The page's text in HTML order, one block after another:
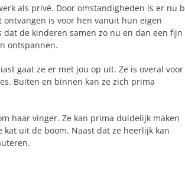
als privé. Door omstandigheden is er nu
is voor hen vanuit hun eigen
de kinderen samen zo nu en dan een fijn
ontspannen.
gaat ze er met jou op uit. Ze is overal voor
Buiten en binnen kan ze zich prima
haar vinger. Ze kan prima duidelijk maken
uit de boom. Naast dat ze heerlijk kan